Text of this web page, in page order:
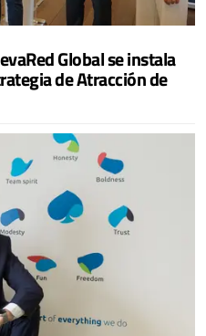
Global se instala
de Atracción de